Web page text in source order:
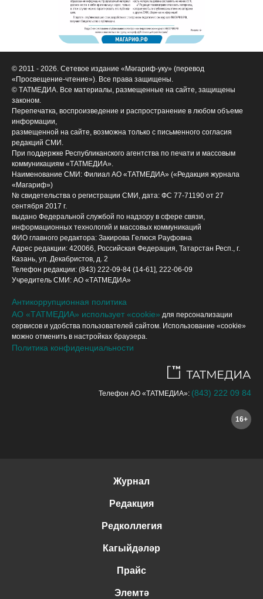
© 2011 - 2026. Сетевое издание «Мәгариф-уку» (перевод
«Просвещение-чтение»). Все права защищены.
© ТАТМЕДИА. Все материалы, размещенные на сайте, защищены
законом.
Перепечатка, воспроизведение и распространение в любом объеме
информации,
размещенной на сайте, возможна только с письменного согласия
редакций СМИ.
При поддержке Республиканского агентства по печати и массовым
коммуникациям «ТАТМЕДИА».
Наименование СМИ: Филиал АО «ТАТМЕДИА» («Редакция журнала
«Магариф»)
№ свидетельства о регистрации СМИ, дата: ФС 77-71190 от 27
сентября 2017 г.
выдано Федеральной службой по надзору в сфере связи,
информационных технологий и массовых коммуникаций
ФИО главного редактора: Закирова Гелюся Рауфовна
Адрес редакции: 420066, Российская Федерация, Татарстан Респ., г.
Казань, ул. Декабристов, д. 2
Телефон редакции: (843) 222-09-84 (14-61], 222-06-09
Учредитель СМИ: АО «ТАТМЕДИА»
Антикоррупционная политика
АО «ТАТМЕДИА» использует «cookie» для персонализации
сервисов и удобства пользователей сайтом. Использование «cookie»
можно отменить в настройках браузера.
Политика конфиденциальности
Телефон АО «ТАТМЕДИА»: (843) 222 09 84
16+
Журнал
Редакция
Редколлегия
Кагыйдәләр
Прайс
Элемтә